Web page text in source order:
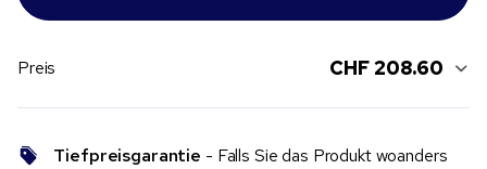
Preis CHF 208.60
Tiefpreisgarantie - Falls Sie das Produkt woanders